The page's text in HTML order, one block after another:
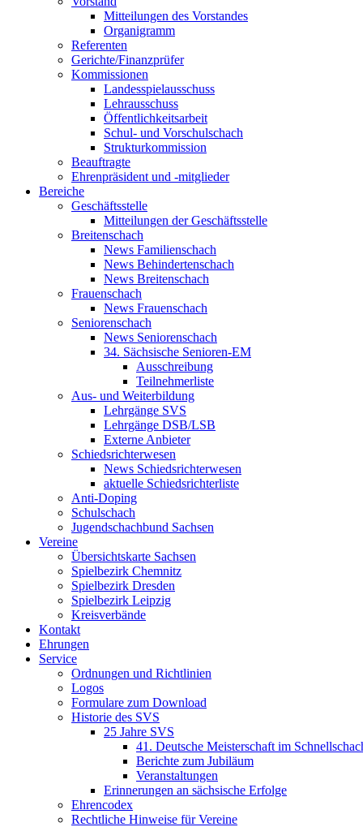
Mitteilungen des Vorstandes
Organigramm
Referenten
Gerichte/Finanzprüfer
Kommissionen
Landesspielausschuss
Lehrausschuss
Öffentlichkeitsarbeit
Schul- und Vorschulschach
Strukturkommission
Beauftragte
Ehrenpräsident und -mitglieder
Bereiche
Geschäftsstelle
Mitteilungen der Geschäftsstelle
Breitenschach
News Familienschach
News Behindertenschach
News Breitenschach
Frauenschach
News Frauenschach
Seniorenschach
News Seniorenschach
34. Sächsische Senioren-EM
Ausschreibung
Teilnehmerliste
Aus- und Weiterbildung
Lehrgänge SVS
Lehrgänge DSB/LSB
Externe Anbieter
Schiedsrichterwesen
News Schiedsrichterwesen
aktuelle Schiedsrichterliste
Anti-Doping
Schulschach
Jugendschachbund Sachsen
Vereine
Übersichtskarte Sachsen
Spielbezirk Chemnitz
Spielbezirk Dresden
Spielbezirk Leipzig
Kreisverbände
Kontakt
Ehrungen
Service
Ordnungen und Richtlinien
Logos
Formulare zum Download
Historie des SVS
25 Jahre SVS
41. Deutsche Meisterschaft im
Berichte zum Jubiläum
Veranstaltungen
Erinnerungen an sächsische Erfolge
Ehrencodex
Rechtliche Hinweise für Vereine